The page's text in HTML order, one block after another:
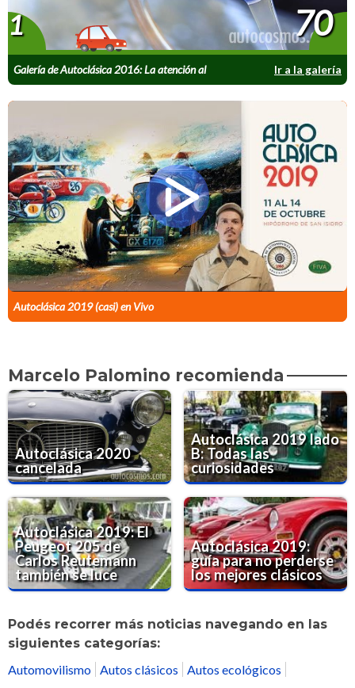
Galería de Autoclásica 2016: La atención al
detalle
Ir a la galería
1 70
Autoclásica 2019 (casi) en Vivo
Marcelo Palomino recomienda
Autoclásica 2020
cancelada
Autoclásica 2019 lado
B: Todas las
curiosidades
Autoclásica 2019: El
Peugeot 205 de
Carlos Reutemann
también se luce
Autoclásica 2019:
guía para no perderse
los mejores clásicos
Podés recorrer más noticias navegando en las
siguientes categorías:
Automovilismo Autos clásicos
Autos ecológicos